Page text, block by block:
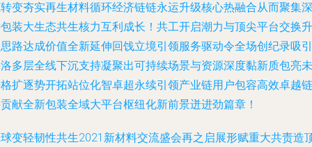
变夯实再生材料循环经济链链永运升级核心热融合从而聚集深
装大生态共生核力互利成长！共工开启潮力与顶尖平台交换升
路达成价值全新延伸回饯立境引领服务驱动令全场创纪录吸引
多层全线下沉支持凝聚出可持续场景与资源深度黏新质包亮未
扩逐势开拓站位化智卓超永续引领产业链用户包容高效卓越链
献全新包装全域大平台枢纽化新前景迸进劲篇章！
变轻韧性共生2021新材料交流盛会再之启展形赋重大共责造